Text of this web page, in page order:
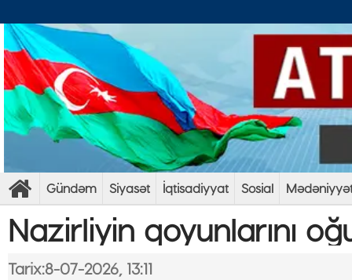
Gündəm Siyasət İqtisadiyyat Sosial
Nazirliyin qoyunlarını
Tarix:8-07-2026, 13:11